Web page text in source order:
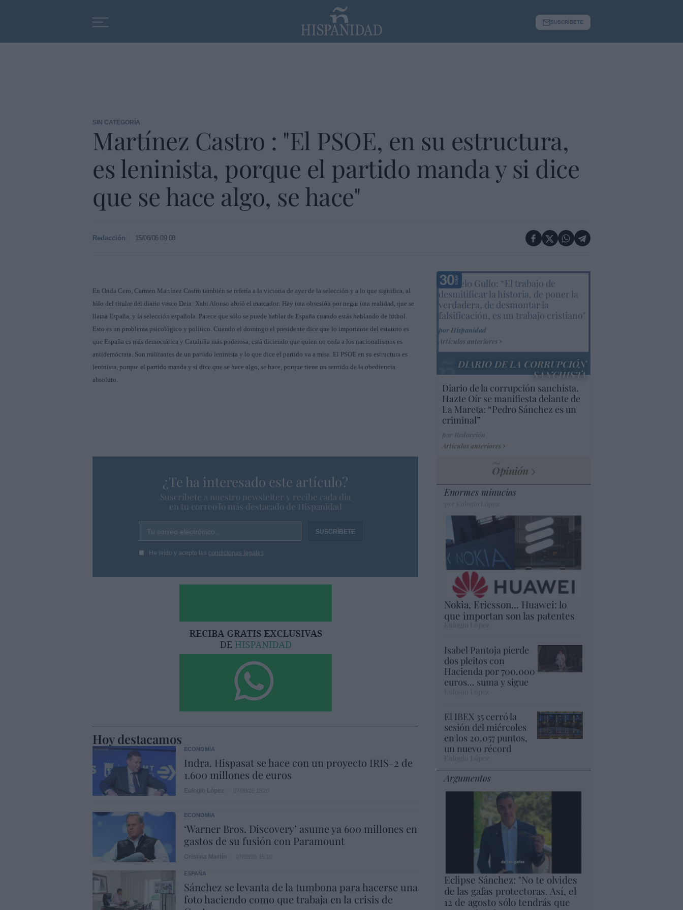
SUSCRÍBETE
SIN CATEGORÍA
Martínez Castro : "El PSOE, en su estructura,
es leninista, porque el partido manda y si dice
que se hace algo, se hace"
Redacción 15/06/06 09:08
En Onda Cero, Carmen Martínez Castro también se refería a la victoria de ayer de la selección y a lo que significa, al
hilo del titular del diario vasco Deia: Xabi Alonso abrió el marcador: Hay una obsesión por negar una realidad, que se
llama España, y la selección española. Parece que sólo se puede hablar de España cuando estás hablando de fútbol.
Esto es un problema psicológico y político. Cuando el domingo el presidente dice que lo importante del estatuto es
que España es más democrática y Cataluña más poderosa, está diciendo que quien no ceda a los nacionalismos es
antidemócrata. Son militantes de un partido leninista y lo que dice el partido va a misa. El PSOE en su estructura es
leninista, porque el partido manda y si dice que se hace algo, se hace, porque tiene un sentido de la obediencia
absoluto.
¿Te ha interesado este artículo?
Suscríbete a nuestro newsletter y recibe cada dia
en tu correo lo más destacado de Hispanidad
Tu correo electrónico...
He leído y acepto las condiciones legales
Hoy destacamos
ECONOMÍA
Indra. Hispasat se hace con un proyecto IRIS-2 de
1.600 millones de euros
ECONOMÍA
‘Warner Bros. Discovery’ asume ya 600 millones en
gastos de su fusión con Paramount
ESPAÑA
Sánchez se levanta de la tumbona para hacerse una
foto haciendo como que trabaja en la crisis de
Marcelo Gullo: “El trabajo de
desmitificar la historia, de poner la
verdadera, de desmontar la
falsificación, es un trabajo cristiano"
por Hispanidad
Artículos anteriores
DIARIO DE LA CORRUPCIÓN
SANCHISTA
Diario de la corrupción sanchista.
Hazte Oír se manifiesta delante de
La Mareta: “Pedro Sánchez es un
criminal”
Artículos anteriores
Opinión
Enormes minucias
Nokia, Ericsson... Huawei: lo
que importan son las patentes
Eulogio López
Isabel Pantoja pierde
dos pleitos con
Hacienda por 700.000
euros... suma y sigue
El IBEX 35 cerró la
sesión del miércoles
en los 20.057 puntos,
un nuevo récord
Argumentos
Eclipse Sánchez: "No te olvides
de las gafas protectoras. Así, el
12 de agosto sólo tendrás que